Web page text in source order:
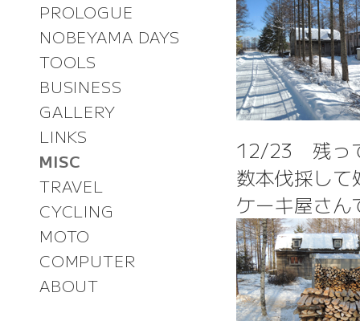
PROLOGUE
NOBEYAMA DAYS
TOOLS
BUSINESS
GALLERY
LINKS
MISC
TRAVEL
CYCLING
MOTO
COMPUTER
ABOUT
12/23 残っ
数本伐採し
ケーキ屋さ